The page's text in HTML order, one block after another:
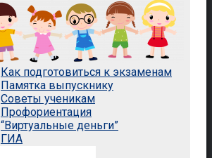
Как подготовиться к экзаменам
Памятка выпускнику
Советы ученикам
Профориентация
“Виртуальные деньги”
ГИА